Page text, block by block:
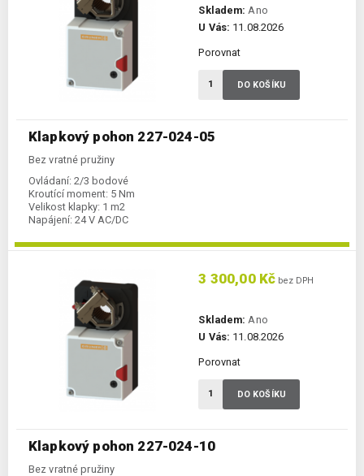
Klapkový pohon 227-024-05
Bez vratné pružiny
Ovládaní: 2/3 bodové
Kroutící moment: 5 Nm
Velikost klapky: 1 m2
Napájení: 24 V AC/DC
Skladem: Ano
U Vás: 11.08.2026
Porovnat
DO KOŠÍKU
Klapkový pohon 227-024-10
Bez vratné pružiny
3 300,00 Kč bez DPH
Skladem: Ano
U Vás: 11.08.2026
Porovnat
DO KOŠÍKU